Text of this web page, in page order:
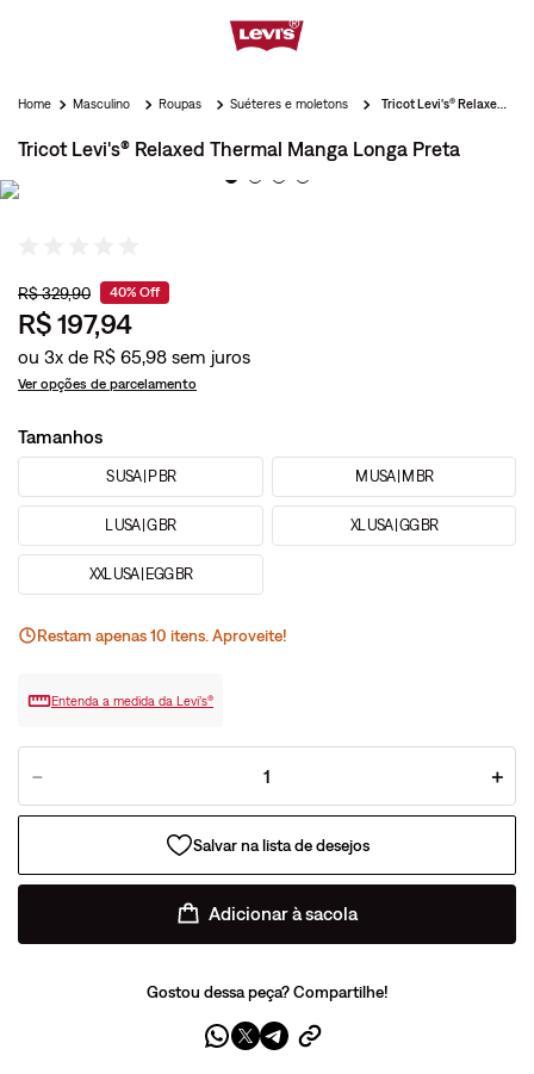
Masculino Roupas Suéteres e moletons Tricot Levi's® Relaxed Thermal Manga Longa Preta
Tricot Levi's® Relaxed Thermal Manga Longa Preta
R$329,90 40% Off
R$197,94
ou 3x de R$ 65,98
Ver opções de parcelamento
Tamanhos
S USA | P BR M USA | M BR
L USA | G BR XL USA | GG BR
XXL USA | EGG BR
Restam apenas10 itens. Aproveite!
Entenda a medida da Levi’s®
＋
－
Adicionar à sacola
Gostou dessa peça? Compartilhe!